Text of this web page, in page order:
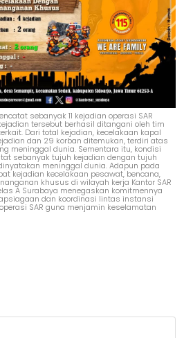
sebanyak 11 kejadian operasi SAR
tersebut berhasil ditangani oleh tim
Dari total kejadian, kecelakaan kapal
dan 29 korban ditemukan, terdiri atas
meninggal dunia. Sementara itu, kondisi
sebanyak tujuh kejadian dengan tujuh
meninggal dunia. Adapun pada
kejadian kecelakaan pesawat, bencana,
khusus di wilayah kerja Kantor SAR
A Surabaya menegaskan komitmennya
dan koordinasi lintas instansi
SAR guna menjamin keselamatan